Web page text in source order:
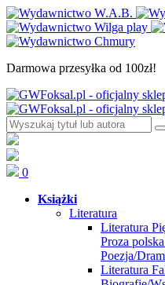
Darmowa przesyłka od 100zł!
0
Książki
Literatura
Literatura
Proza polska
Poezja/
Literatura